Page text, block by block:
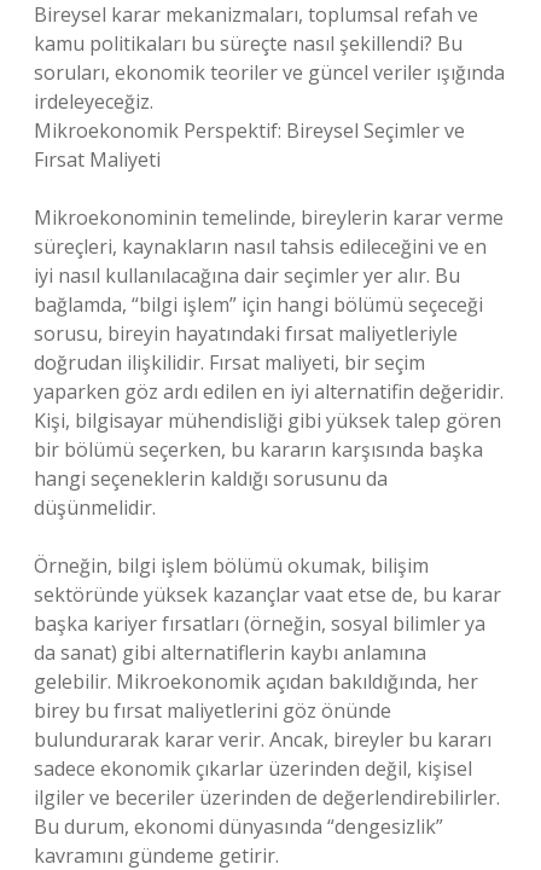
Bireysel karar mekanizmaları, toplumsal refah ve
kamu politikaları bu süreçte nasıl şekillendi? Bu
soruları, ekonomik teoriler ve güncel veriler ışığında
irdeleyeceğiz.
Mikroekonomik Perspektif: Bireysel Seçimler ve
Fırsat Maliyeti
Mikroekonominin temelinde, bireylerin karar verme
süreçleri, kaynakların nasıl tahsis edileceğini ve en
iyi nasıl kullanılacağına dair seçimler yer alır. Bu
bağlamda, “bilgi işlem” için hangi bölümü seçeceği
sorusu, bireyin hayatındaki fırsat maliyetleriyle
doğrudan ilişkilidir. Fırsat maliyeti, bir seçim
yaparken göz ardı edilen en iyi alternatifin değeridir.
Kişi, bilgisayar mühendisliği gibi yüksek talep gören
bir bölümü seçerken, bu kararın karşısında başka
hangi seçeneklerin kaldığı sorusunu da
düşünmelidir.
Örneğin, bilgi işlem bölümü okumak, bilişim
sektöründe yüksek kazançlar vaat etse de, bu karar
başka kariyer fırsatları (örneğin, sosyal bilimler ya
da sanat) gibi alternatiflerin kaybı anlamına
gelebilir. Mikroekonomik açıdan bakıldığında, her
birey bu fırsat maliyetlerini göz önünde
bulundurarak karar verir. Ancak, bireyler bu kararı
sadece ekonomik çıkarlar üzerinden değil, kişisel
ilgiler ve beceriler üzerinden de değerlendirebilirler.
Bu durum, ekonomi dünyasında “dengesizlik”
kavramını gündeme getirir.